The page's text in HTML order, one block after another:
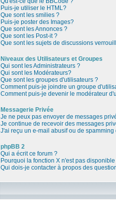
Puis-je utiliser le HTML?
Que sont les smilies ?
Puis-je poster des Images?
Que sont les Annonces ?
Que sont les Post-it ?
Que sont les sujets de discussions
Niveaux des Utilisateurs et Groupes
Qui sont les Administrateurs ?
Qui sont les Modérateurs?
Que sont les groupes d'utilisateurs ?
Comment puis-je joindre un groupe
Comment puis-je devenir le modérateur
Messagerie Privée
Je ne peux pas envoyer de messages
Je continue de recevoir des messages
J'ai reçu un e-mail abusif ou de
phpBB 2
Qui a écrit ce forum ?
Pourquoi la fonction X n'est pas disponible
Qui dois-je contacter à propos des